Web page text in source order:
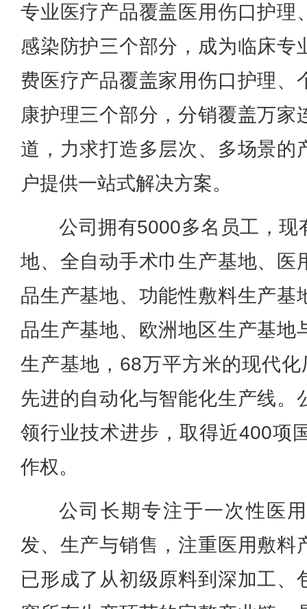
专业医疗产品覆盖医用伤口护理
感染防护三个部分，成为临床专
费医疗产品覆盖家用伤口护理、
康护理三个部分，分销覆盖万家
道，力求打造多层次、多场景的
户提供一站式解决方案。
公司拥有5000多名员工，现
地、全自动手术巾生产基地、医
品生产基地、功能性敷料生产基
品生产基地、欧洲地区生产基地
生产基地，68万平方米的现代
先进的自动化与智能化生产线。
领行业技术进步，取得近400项
作权。
公司长期专注于一次性医
发、生产与销售，注重医用敷料
已形成了从初级原料到深加工、